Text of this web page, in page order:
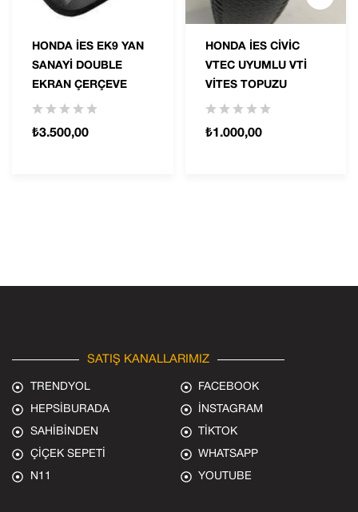
HONDA IES EK9 YAN
SANAYI DOUBLE
EKRAN ÇERÇEVE
₺3.500,00
HONDA İES CİVİC
VTEC UYUMLU VTİ
VİTES TOPUZU
₺1.000,00
SATIŞ KANALLARIMIZ
TRENDYOL
HEPSİBURADA
SAHİBİNDEN
ÇİÇEK SEPETİ
N11
FACEBOOK
İNSTAGRAM
TİKTOK
WHATSAPP
YOUTUBE